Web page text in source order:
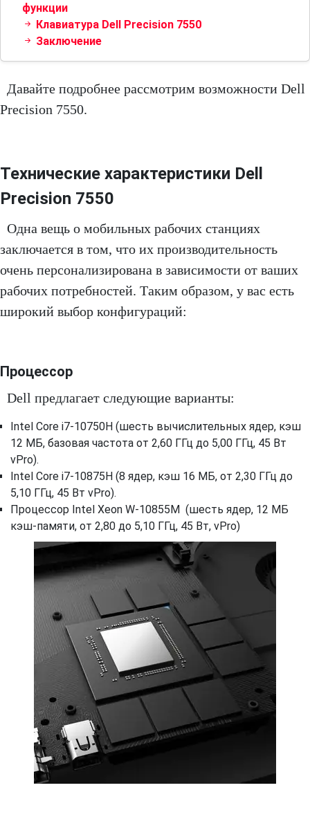
функции
Клавиатура Dell Precision 7550
Заключение
Давайте подробнее рассмотрим возможности Dell
Precision 7550.
Технические характеристики Dell
Precision 7550
Одна вещь о мобильных рабочих станциях
заключается в том, что их производительность
очень персонализирована в зависимости от ваших
рабочих потребностей. Таким образом, у вас есть
широкий выбор конфигураций:
Процессор
Dell предлагает следующие варианты:
Intel Core i7-10750H (шесть вычислительных ядер, кэш
12 МБ, базовая частота от 2,60 ГГц до 5,00 ГГц, 45 Вт
vPro).
Intel Core i7-10875H (8 ядер, кэш 16 МБ, от 2,30 ГГц до
5,10 ГГц, 45 Вт vPro).
Процессор Intel Xeon W-10855M (шесть ядер, 12 МБ
кэш-памяти, от 2,80 до 5,10 ГГц, 45 Вт, vPro)